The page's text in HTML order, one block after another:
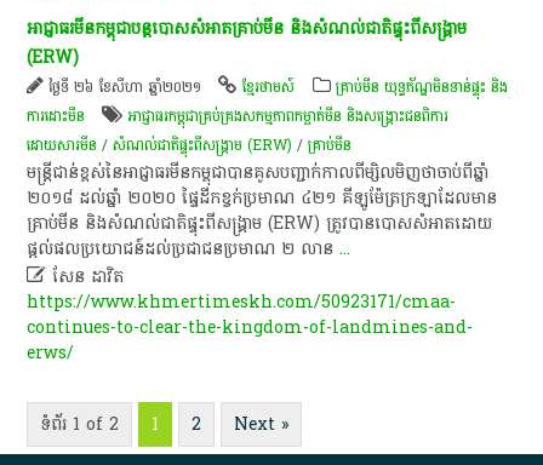
​អាជ្ញាធរ​មីន​កម្ពុជា​បន្ត​បោសសំអាត​គ្រាប់​មីន​ និង​សំណល់​ជាតិ​ផ្ទុះ​ពី​សង្គ្រាម​
(ERW)
ថ្ងៃទី ២៦ ខែសីហា ឆ្នាំ២០២១ ខ្មែរថាមស៍
គ្រាប់មីន យុទ្ធភ័ណ្ឌមិនទាន់ផ្ទុះ និង
ការដោះមីន
អាជ្ញាធរកម្ពុជាគ្រប់គ្រងសកម្មភាពកម្ចាត់មីន និងសង្គ្រោះជនពិការ
ដោយសារមីន /សំណល់ជាតិផ្ទុះពីសង្គ្រាម (ERW) /គ្រាប់មីន
​មន្ត្រីជាន់ខ្ពស់​នៃ​អាជ្ញាធរ​មីន​កម្ពុជា​បាន​គូសបញ្ជាក់​កាលពី​ម្សិលមិញ​ថា​ចាប់ពី​ឆ្នាំ​
២០១៨​ ដល់​ឆ្នាំ​ ២០២០​ ផ្ទៃដី​កខ្វក់​ប្រមាណ​ ៤២១​ គីឡូម៉ែត្រ​ក្រឡា​ដែល​មាន​
គ្រាប់​មីន​ និង​សំណល់​ជាតិ​ផ្ទុះ​ពី​សង្គ្រាម​ (ERW)​ ត្រូវ​បាន​បោសសំអាត​ដោយ​
ផ្តល់​ផលប្រយោជន៍​ដល់​ប្រជាជន​ប្រមាណ​ ២​ លាន...
 សែន​ ដា​វិត​
https://www.khmertimeskh.com/50923171/cmaa-
continues-to-clear-the-kingdom-of-landmines-and-
erws/
ទំព័រ 1 of 2 1 2 Next »